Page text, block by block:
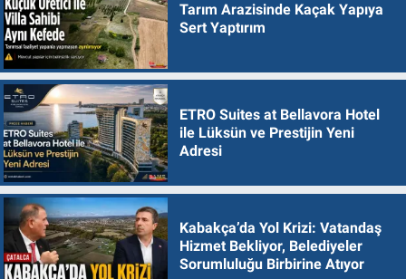
Tarım Arazisinde Kaçak Yapıya
Sert Yaptırım
ETRO Suites at Bellavora Hotel
ile Lüksün ve Prestijin Yeni
Adresi
Kabakça’da Yol Krizi: Vatandaş
Hizmet Bekliyor, Belediyeler
Sorumluluğu Birbirine Atıyor